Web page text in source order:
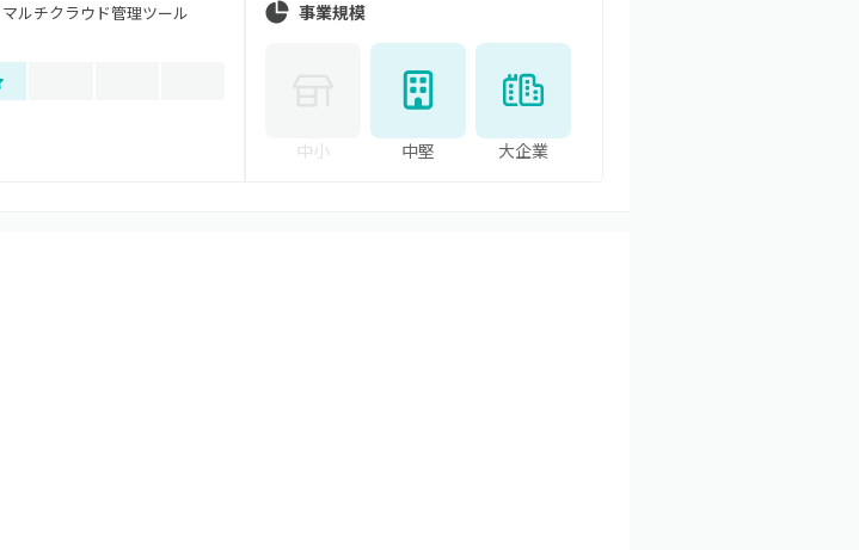
マルチクラウド管理ツール 事業規模
中小 中堅 大企業